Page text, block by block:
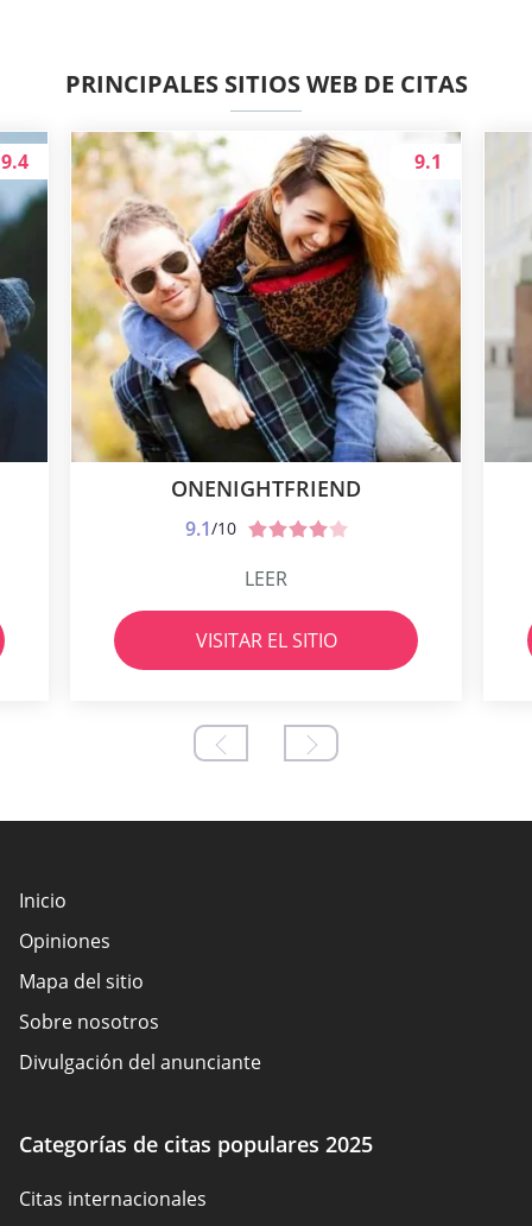
PRINCIPALES SITIOS WEB DE CITAS
9.4
ONENIGHTFRIEND
9.1/10
9.1
LEER
VISITAR EL SITIO
Inicio
Opiniones
Mapa del sitio
Sobre nosotros
Divulgación del anunciante
Política de cookies
Categorías de citas populares 2025
Citas internacionales